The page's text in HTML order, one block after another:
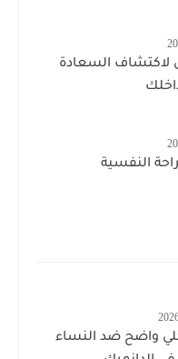
السعادة
النفسية
واضح ضد النساء